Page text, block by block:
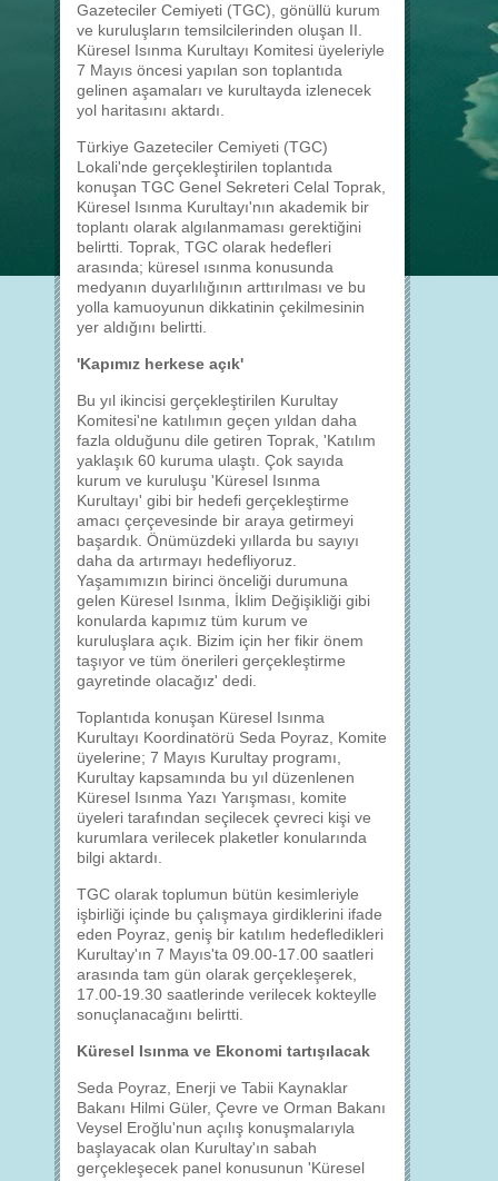
Gazeteciler Cemiyeti (TGC), gönüllü kurum
ve kuruluşların temsilcilerinden oluşan II.
Küresel Isınma Kurultayı Komitesi üyeleriyle
7 Mayıs öncesi yapılan son toplantıda
gelinen aşamaları ve kurultayda izlenecek
yol haritasını aktardı.
Türkiye Gazeteciler Cemiyeti (TGC)
Lokali'nde gerçekleştirilen toplantıda
konuşan TGC Genel Sekreteri Celal Toprak,
Küresel Isınma Kurultayı'nın akademik bir
toplantı olarak algılanmaması gerektiğini
belirtti. Toprak, TGC olarak hedefleri
arasında; küresel ısınma konusunda
medyanın duyarlılığının arttırılması ve bu
yolla kamuoyunun dikkatinin çekilmesinin
yer aldığını belirtti.
'Kapımız herkese açık'
Bu yıl ikincisi gerçekleştirilen Kurultay
Komitesi'ne katılımın geçen yıldan daha
fazla olduğunu dile getiren Toprak, 'Katılım
yaklaşık 60 kuruma ulaştı. Çok sayıda
kurum ve kuruluşu 'Küresel Isınma
Kurultayı' gibi bir hedefi gerçekleştirme
amacı çerçevesinde bir araya getirmeyi
başardık. Önümüzdeki yıllarda bu sayıyı
daha da artırmayı hedefliyoruz.
Yaşamımızın birinci önceliği durumuna
gelen Küresel Isınma, İklim Değişikliği gibi
konularda kapımız tüm kurum ve
kuruluşlara açık. Bizim için her fikir önem
taşıyor ve tüm önerileri gerçekleştirme
gayretinde olacağız' dedi.
Toplantıda konuşan Küresel Isınma
Kurultayı Koordinatörü Seda Poyraz, Komite
üyelerine; 7 Mayıs Kurultay programı,
Kurultay kapsamında bu yıl düzenlenen
Küresel Isınma Yazı Yarışması, komite
üyeleri tarafından seçilecek çevreci kişi ve
kurumlara verilecek plaketler konularında
bilgi aktardı.
TGC olarak toplumun bütün kesimleriyle
işbirliği içinde bu çalışmaya girdiklerini ifade
eden Poyraz, geniş bir katılım hedefledikleri
Kurultay'ın 7 Mayıs'ta 09.00-17.00 saatleri
arasında tam gün olarak gerçekleşerek,
17.00-19.30 saatlerinde verilecek kokteylle
sonuçlanacağını belirtti.
Küresel Isınma ve Ekonomi tartışılacak
Seda Poyraz, Enerji ve Tabii Kaynaklar
Bakanı Hilmi Güler, Çevre ve Orman Bakanı
Veysel Eroğlu'nun açılış konuşmalarıyla
başlayacak olan Kurultay'ın sabah
gerçekleşecek panel konusunun 'Küresel